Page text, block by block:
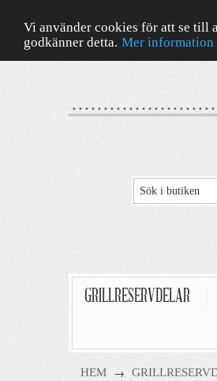
Vi använder cookies för att se till
godkänner detta. Mer information
GRILLRESERVDELAR
HEM →